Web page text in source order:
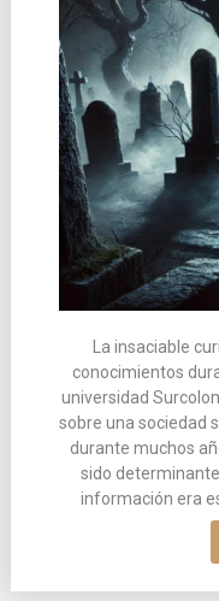
La insaciable
conocimientos
universidad
sobre una sociedad
durante muchos
sido
información era